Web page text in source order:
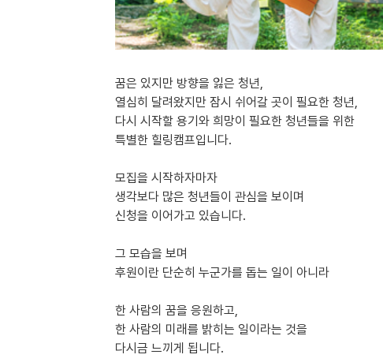
꿈은 있지만 방향을 잃은 청년,
열심히 달려왔지만 잠시 쉬어갈 곳이 필요한 청년,
다시 시작할 용기와 희망이 필요한 청년들을 위한
특별한 힐링캠프입니다.
모집을 시작하자마자
생각보다 많은 청년들이 관심을 보이며
신청을 이어가고 있습니다.
그 모습을 보며
후원이란 단순히 누군가를 돕는 일이 아니라
한 사람의 꿈을 응원하고,
한 사람의 미래를 밝히는 일이라는 것을
다시금 느끼게 됩니다.